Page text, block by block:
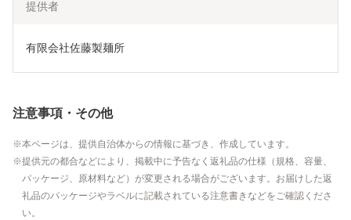
提供者
有限会社佐藤製麺所
注意事項・その他
本ページは、提供自治体からの情報に基づき、作成しています。
提供元の都合などにより、掲載中に予告なく返礼品の仕様（規格、容量、
パッケージ、原材料など）が変更される場合がございます。お届けした返
礼品のパッケージやラベルに記載されている注意書きなどをご確認くださ
い。